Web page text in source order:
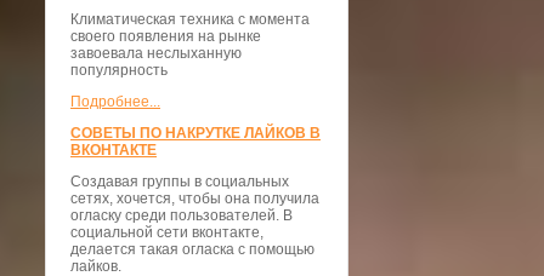
Климатическая техника с момента
своего появления на рынке
завоевала неслыханную
популярность
Подробнее...
СОВЕТЫ ПО НАКРУТКЕ ЛАЙКОВ В
ВКОНТАКТЕ
Создавая группы в социальных
сетях, хочется, чтобы она получила
огласку среди пользователей. В
социальной сети вконтакте,
делается такая огласка с помощью
лайков.